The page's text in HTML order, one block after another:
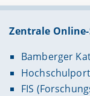
Kategorien
Source-
There is an
und
auf KI-Tools
Zentrale
Bamberger
FIS